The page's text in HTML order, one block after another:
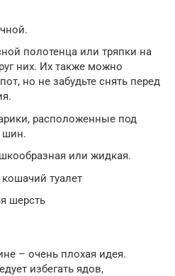
полотенца или тряпки на
них. Их также можно
но не забудьте снять перед
расположенные под
шин.
или жидкая.
туалет
шерсть
– очень плохая идея.
избегать ядов,